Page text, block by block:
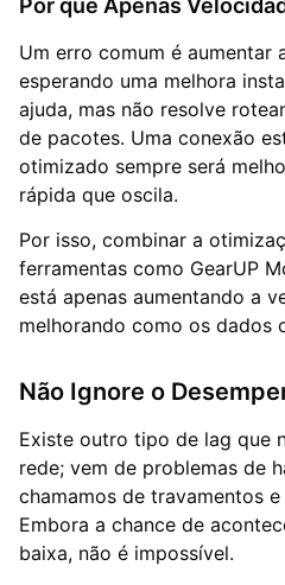
Por que Apenas
Um erro comum é aumentar
esperando uma melhora
ajuda, mas não resolve
de pacotes. Uma conexão
otimizado sempre será
rápida que oscila.
Por isso, combinar a
ferramentas como GearUP
está apenas aumentando a
melhorando como os dados
Não Ignore o
Existe outro tipo de lag que
rede; vem de problemas de
chamamos de travamentos
Embora a chance de
baixa, não é impossível.